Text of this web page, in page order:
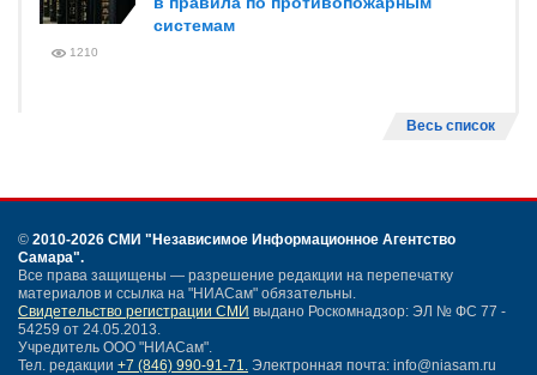
системам
1210
Весь список
© 2010-2026 СМИ "Независимое Информационное Агентство
Самара".
Все права защищены — разрешение редакции на перепечатку
материалов и ссылка на "НИАСам" обязательны.
Свидетельство регистрации СМИ выдано Роскомнадзор: ЭЛ № ФС 77 -
54259 от 24.05.2013.
Учредитель ООО "НИАСам".
Тел. редакции +7 (846) 990-91-71. Электронная почта: info@niasam.ru